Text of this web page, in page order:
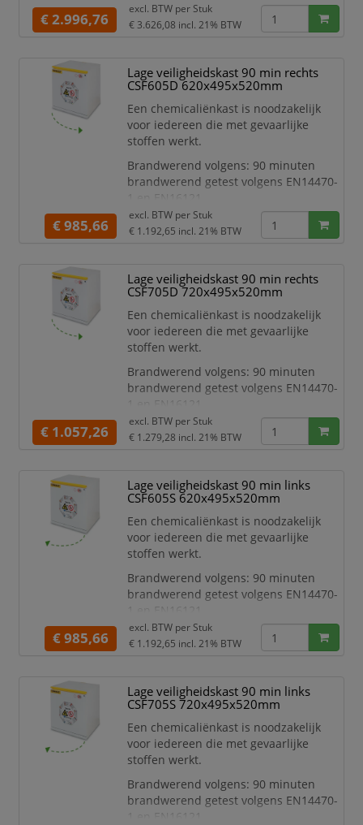
Kenmerken:
Voldoet aan PGS 15
deur 1 slot, 2 sleutels per slot)
Met geïsoleerde, thermisch
30mm die een perfecte afsluiting
verzekeren bij een
temperatuursverhoging volgens
EN14470-1
Luchttoevoe
€ 2.996,76
excl. BTW per Stuk
€ 3.626,08 incl. 21% BTW
Lage veiligheidskast 90 min rechts
CSF605D 620x495x520mm
Een chemicaliënkast is noodzakelijk
voor iedereen die met gevaarlijke
stoffen werkt.
Brandwerend volgens: 90 minuten
brandwerend getest volgens EN14470-
1 en EN16121
Kenmerken:
Voldoet aan PGS 15
deur 1 slot, 2 sleutels per slot)
Met geïsoleerde, thermisch
30mm die een perfecte afsluiting
verzekeren bij een
temperatuursverhoging volgens
EN14470-1
Luchttoevoer
€ 985,66
excl. BTW per Stuk
€ 1.192,65 incl. 21% BTW
Lage veiligheidskast 90 min rechts
CSF705D 720x495x520mm
Een chemicaliënkast is noodzakelijk
voor iedereen die met gevaarlijke
stoffen werkt.
Brandwerend volgens: 90 minuten
brandwerend getest volgens EN14470-
1 en EN16121
Kenmerken:
Voldoet aan PGS 15
deur 1 slot, 2 sleutels per slot)
Met geïsoleerde, thermisch
30mm die een perfecte afsluiting
verzekeren bij een
temperatuursverhoging volgens
EN14470-1
Luchttoevoer
€ 1.057,26
excl. BTW per Stuk
€ 1.279,28 incl. 21% BTW
Lage veiligheidskast 90 min links
CSF605S 620x495x520mm
Een chemicaliënkast is noodzakelijk
voor iedereen die met gevaarlijke
stoffen werkt.
Brandwerend volgens: 90 minuten
brandwerend getest volgens EN14470-
1 en EN16121
Kenmerken:
Voldoet aan PGS 15
deur 1 slot, 2 sleutels per slot)
Met geïsoleerde, thermisch
30mm die een perfecte afsluiting
verzekeren bij een
temperatuursverhoging volgens
EN14470-1
Luchttoevoer
€ 985,66
excl. BTW per Stuk
€ 1.192,65 incl. 21% BTW
Lage veiligheidskast 90 min links
CSF705S 720x495x520mm
Een chemicaliënkast is noodzakelijk
voor iedereen die met gevaarlijke
stoffen werkt.
Brandwerend volgens: 90 minuten
brandwerend getest volgens EN14470-
1 en EN16121